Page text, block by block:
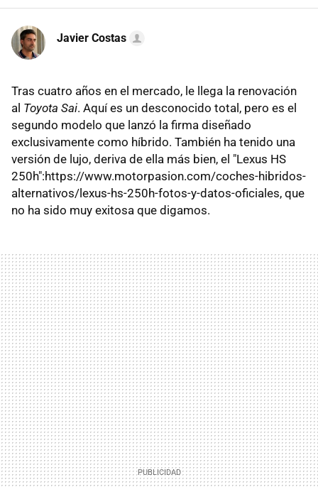
Javier Costas
Tras cuatro años en el mercado, le llega la renovación
al Toyota Sai. Aquí es un desconocido total, pero es el
segundo modelo que lanzó la firma diseñado
exclusivamente como híbrido. También ha tenido una
versión de lujo, deriva de ella más bien, el "Lexus HS
250h":https://www.motorpasion.com/coches-hibridos-
alternativos/lexus-hs-250h-fotos-y-datos-oficiales, que
no ha sido muy exitosa que digamos.